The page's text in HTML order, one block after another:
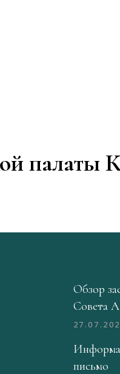
палаты
Обзор
Совета
письмо